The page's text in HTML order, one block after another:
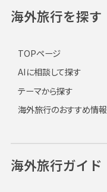
海外旅行を探す
TOPページ
AIに相談して探す
テーマから探す
海外旅行のおすすめ情報
海外旅行ガイド